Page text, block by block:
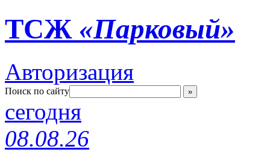
ТСЖ «Парковый»
Авторизация
Поиск по сайту »
сегодня
08.08.26